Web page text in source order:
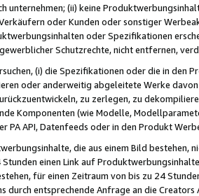
unternehmen; (ii) keine
oder Kunden oder sonstiger
oder Spezifikationen
Schutzrechte, nicht entfernen,
(i) die Spezifikationen oder die in
oder anderweitig abgeleitete Werke
zu zerlegen, zu
Komponenten (wie Modelle,
PA API, Datenfeeds oder in den Produkt
die aus einem Bild bestehen,
einen Link auf
für einen Zeitraum von bis zu 24
durch entsprechende Anfrage an die